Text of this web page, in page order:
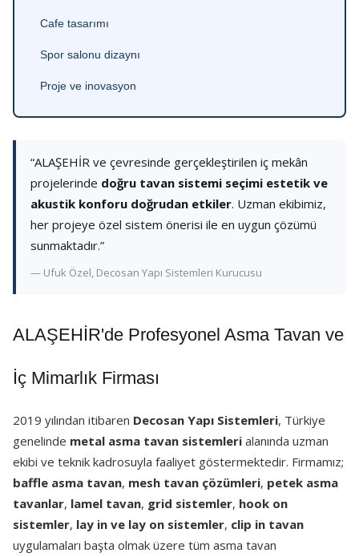
Cafe tasarımı
Spor salonu dizaynı
Proje ve inovasyon
“ALAŞEHİR ve çevresinde gerçekleştirilen iç mekân
projelerinde doğru tavan sistemi seçimi estetik ve
akustik konforu doğrudan etkiler. Uzman ekibimiz,
her projeye özel sistem önerisi ile en uygun çözümü
sunmaktadır.”
— Ufuk Özel, Decosan Yapı Sistemleri Kurucusu
ALAŞEHİR'de Profesyonel Asma Tavan ve
İç Mimarlık Firması
2019 yılından itibaren Decosan Yapı Sistemleri, Türkiye
genelinde metal asma tavan sistemleri alanında uzman
ekibi ve teknik kadrosuyla faaliyet göstermektedir. Firmamız;
baffle asma tavan, mesh tavan çözümleri, petek asma
tavanlar, lamel tavan, grid sistemler, hook on
sistemler, lay in ve lay on sistemler, clip in tavan
uygulamaları başta olmak üzere tüm asma tavan